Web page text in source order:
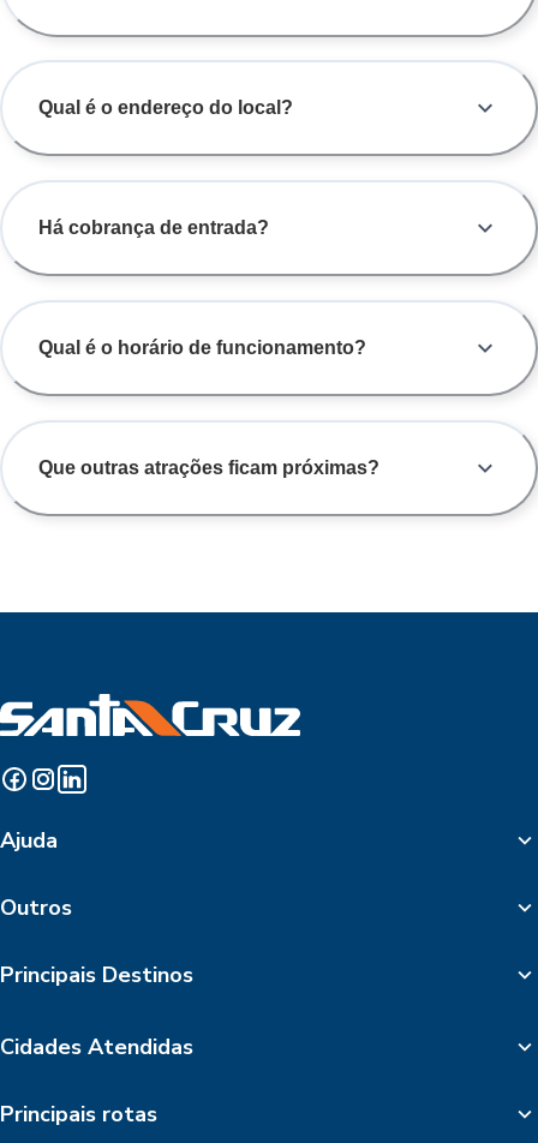
Qual é o endereço do local?
Há cobrança de entrada?
Qual é o horário de funcionamento?
Que outras atrações ficam próximas?
Ajuda
Outros
Principais Destinos
Cidades Atendidas
Principais rotas